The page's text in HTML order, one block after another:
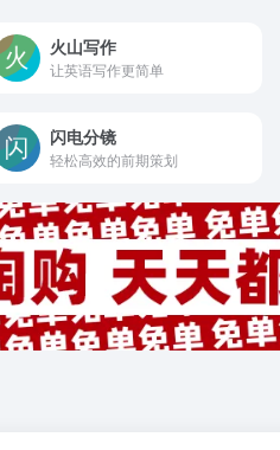
火山写作
让英语写作更简单
闪电分镜
轻松高效的前期策划